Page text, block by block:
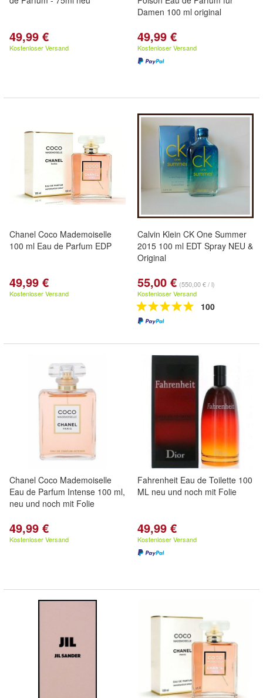
49,99 €
Kostenloser Versand
Damen 100 ml original
49,99 €
Kostenloser Versand
Chanel Coco Mademoiselle
100 ml Eau de Parfum EDP
49,99 €
Kostenloser Versand
Calvin Klein CK One Summer
2015 100 ml EDT Spray NEU &
Original
55,00 € (550,00 € / l)
Kostenloser Versand
100
Chanel Coco Mademoiselle
Eau de Parfum Intense 100 ml,
neu und noch mit Folie
49,99 €
Kostenloser Versand
Fahrenheit Eau de Toilette 100
ML neu und noch mit Folie
49,99 €
Kostenloser Versand